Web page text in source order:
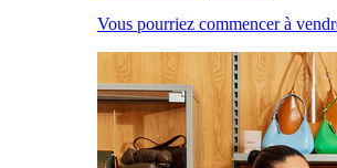
Vous pourriez commencer à